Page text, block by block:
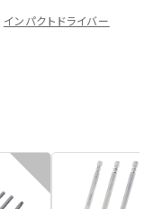
インパクトドライバー
2